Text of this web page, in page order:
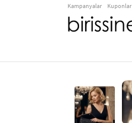
Kampanyalar Kuponlar